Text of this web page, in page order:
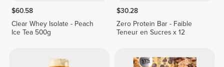
$60.58
Clear Whey Isolate - Peach
Ice Tea 500g
$30.28
Zero Protein Bar - Faible
Teneur en Sucres x 12